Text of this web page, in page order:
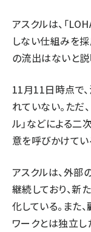
アスクルは、「
しない仕組みを採
の流出はないと説
11月11日時点で
れていない。ただ
ル」などによる二
意を呼びかけてい
アスクルは、外
継続しており、
化している。また
ワークとは独立し